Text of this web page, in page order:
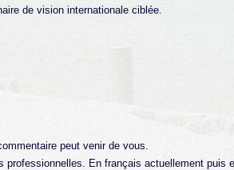
de vision internationale ciblée.
peut venir de vous.
En français actuellement puis